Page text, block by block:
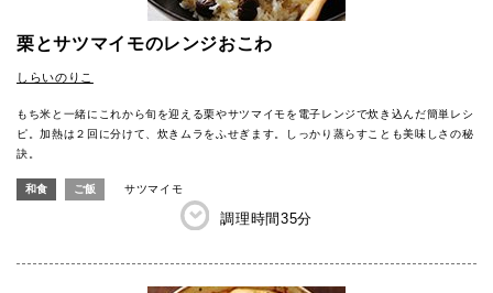
栗とサツマイモのレンジおこわ
しらいのりこ
もち米と一緒にこれから旬を迎える栗やサツマイモを電子レンジで炊き込んだ簡単レシ
ピ。加熱は２回に分けて、炊きムラをふせぎます。しっかり蒸らすことも美味しさの秘
訣。
和食 ご飯 サツマイモ
調理時間35分